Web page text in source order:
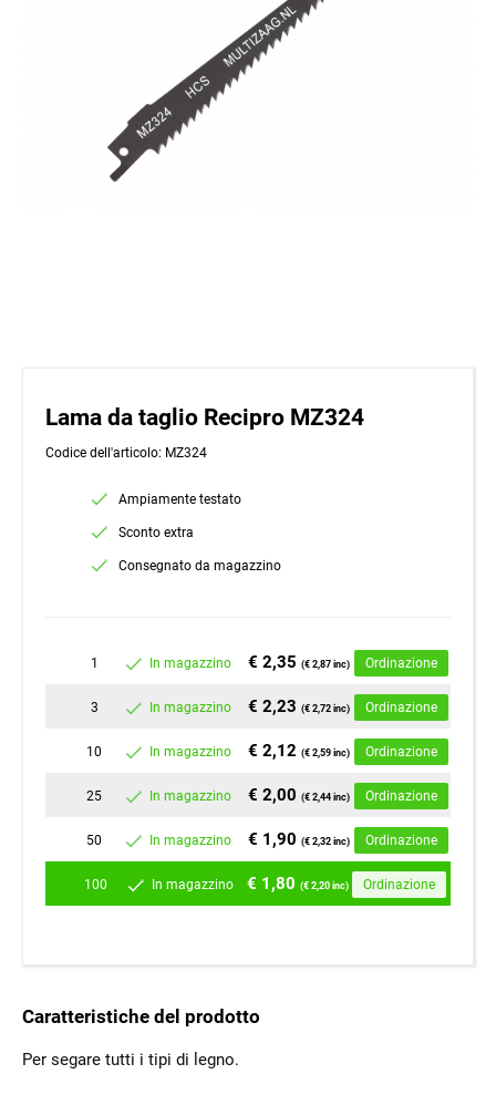
Lama da taglio Recipro MZ324
Codice dell'articolo: MZ324
Ampiamente testato
Sconto extra
Consegnato da magazzino
1 In magazzino € 2,35(€ 2,87 inc) Ordinazione
3 In magazzino € 2,23(€ 2,72 inc) Ordinazione
10 In magazzino € 2,12(€ 2,59 inc) Ordinazione
25 In magazzino € 2,00(€ 2,44 inc) Ordinazione
50 In magazzino € 1,90(€ 2,32 inc) Ordinazione
100 In magazzino € 1,80(€ 2,20 inc) Ordinazione
Caratteristiche del prodotto
Per segare tutti i tipi di legno.